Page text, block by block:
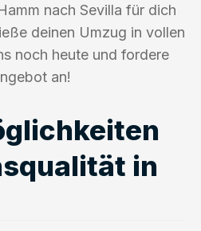
nach Sevilla für dich
deinen Umzug in vollen
noch heute und fordere
an!
in